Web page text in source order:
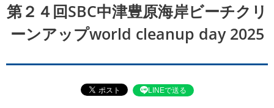
第２４回SBC中津豊原海岸ビーチクリ
ーンアップworld cleanup day 2025
LINEで送る